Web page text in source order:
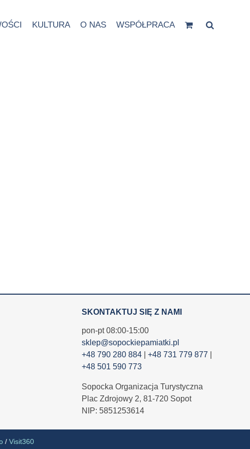
KULTURA O NAS WSPÓŁPRACA
SKONTAKTUJ SIĘ Z NAMI
pon-pt 08:00-15:00
sklep@sopockiepamiatki.pl
+48 790 280 884| +48 731 779 877
+48 501 590 773
Sopocka Organizacja Turystyczna
Plac Zdrojowy 2, 81-720 Sopot
NIP: 5851253614
/ Visit360